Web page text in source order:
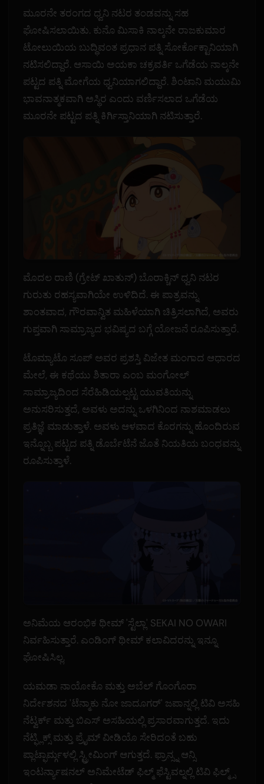
ಮೂರನೇ ತರಂಗದ ಧ್ವನಿ ನಟರ ತಂಡವನ್ನು ಸಹ
ಘೋಷಿಸಲಾಯಿತು. ಕುನೊ ಮಿಸಾಕಿ ನಾಲ್ಕನೇ ರಾಜಕುಮಾರ
ಟೋಲುಯಿಯ ಬುದ್ಧಿವಂತ ಪ್ರಧಾನ ಪತ್ನಿ ಸೋರ್ಕೊಕ್ಟಾನಿಯಾಗಿ
ನಟಿಸಲಿದ್ದಾರೆ. ಆಸಾಯಿ ಅಯಕಾ ಚಕ್ರವರ್ತಿ ಒಗೆಡೆಯ ನಾಲ್ಕನೇ
ಪಟ್ಟದ ಪತ್ನಿ ಮೋಗೆಯ ಧ್ವನಿಯಾಗಲಿದ್ದಾರೆ. ಶಿಂಟಾನಿ ಮಯುಮಿ
ಭಾವನಾತ್ಮಕವಾಗಿ ಅಸ್ಥಿರ ಎಂದು ವರ್ಣಿಸಲಾದ ಒಗೆಡೆಯ
ಮೂರನೇ ಪಟ್ಟದ ಪತ್ನಿ ಕಿರ್ಗಿಸ್ತಾನಿಯಾಗಿ ನಟಿಸುತ್ತಾರೆ.
ಮೊದಲ ರಾಣಿ (ಗ್ರೇಟ್ ಖಾತುನ್) ಬೊರಾಕ್ಚಿನ್ ಧ್ವನಿ ನಟರ
ಗುರುತು ರಹಸ್ಯವಾಗಿಯೇ ಉಳಿದಿದೆ. ಈ ಪಾತ್ರವನ್ನು
ಶಾಂತವಾದ, ಗೌರವಾನ್ವಿತ ಮಹಿಳೆಯಾಗಿ ಚಿತ್ರಿಸಲಾಗಿದೆ, ಅವರು
ಗುಪ್ತವಾಗಿ ಸಾಮ್ರಾಜ್ಯದ ಭವಿಷ್ಯದ ಬಗ್ಗೆ ಯೋಜನೆ ರೂಪಿಸುತ್ತಾರೆ.
ಟೊಮ್ಯಾಟೊ ಸೂಪ್ ಅವರ ಪ್ರಶಸ್ತಿ ವಿಜೇತ ಮಂಗಾದ ಆಧಾರದ
ಮೇಲೆ, ಈ ಕಥೆಯು ಶಿತಾರಾ ಎಂಬ ಮಂಗೋಲ್
ಸಾಮ್ರಾಜ್ಯದಿಂದ ಸೆರೆಹಿಡಿಯಲ್ಪಟ್ಟ ಯುವತಿಯನ್ನು
ಅನುಸರಿಸುತ್ತದೆ, ಅವಳು ಅದನ್ನು ಒಳಗಿನಿಂದ ನಾಶಮಾಡಲು
ಪ್ರತಿಜ್ಞೆ ಮಾಡುತ್ತಾಳೆ. ಅವಳು ಆಳವಾದ ಕೊರಗನ್ನು ಹೊಂದಿರುವ
ಇನ್ನೊಬ್ಬ ಪಟ್ಟದ ಪತ್ನಿ ಡೊರ್ಬೆಟೆನೆ ಜೊತೆ ನಿಯತಿಯ ಬಂಧವನ್ನು
ರೂಪಿಸುತ್ತಾಳೆ.
ಅನಿಮೆಯ ಆರಂಭಿಕ ಥೀಮ್ 'ಸ್ಟೆಲ್ಲಾ' SEKAI NO OWARI
ನಿರ್ವಹಿಸುತ್ತಾರೆ. ಎಂಡಿಂಗ್ ಥೀಮ್ ಕಲಾವಿದರನ್ನು ಇನ್ನೂ
ಘೋಷಿಸಿಲ್ಲ.
ಯಮಡಾ ನಾಯೋಕೊ ಮತ್ತು ಅಬೆಲ್ ಗೊಂಗೊರಾ
ನಿರ್ದೇಶನದ 'ಟೆನ್ಮಾಕು ನೋ ಜಾದೂಗರ್' ಜಪಾನ್ನಲ್ಲಿ ಟಿವಿ ಅಸಹಿ
ನೆಟ್ವರ್ಕ್ ಮತ್ತು ಬಿಎಸ್ ಅಸಹಿಯಲ್ಲಿ ಪ್ರಸಾರವಾಗುತ್ತದೆ. ಇದು
ನೆಟ್ಫ್ಲಿಕ್ಸ್ ಮತ್ತು ಪ್ರೈಮ್ ವೀಡಿಯೊ ಸೇರಿದಂತೆ ಬಹು
ಪ್ಲಾಟ್ಫಾರ್ಮ್ಗಳಲ್ಲಿ ಸ್ಟ್ರೀಮಿಂಗ್ ಆಗುತ್ತದೆ. ಫ್ರಾನ್ಸ್ನ ಆನ್ಸಿ
ಇಂಟರ್ನ್ಯಾಷನಲ್ ಅನಿಮೇಟೆಡ್ ಫಿಲ್ಮ್ ಫೆಸ್ಟಿವಲ್ನಲ್ಲಿ ಟಿವಿ ಫಿಲ್ಮ್ಸ್